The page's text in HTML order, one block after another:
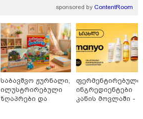
sponsored by ContentRoom
საბავშვო ჟურნალი,
ილუსტრირებული
ზღაპრები და
ფერმენტირებული
ინგრედიენტები
კანის მოვლაში -